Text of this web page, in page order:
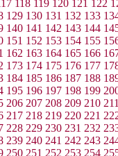
118 119 120 121 122
129 130 131 132 133
140 141 142 143 144
151 152 153 154 155
162 163 164 165 166
173 174 175 176 177
184 185 186 187 188
195 196 197 198 199
206 207 208 209 210
217 218 219 220 221
228 229 230 231 232
239 240 241 242 243
250 251 252 253 254